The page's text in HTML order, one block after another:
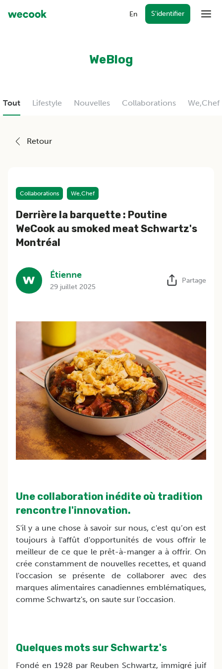
En S'identifier
Forfaits
WeBlog
Tout Lifestyle Nouvelles Collaborations We,Chef
Retour
Collaborations We,Chef
Derrière la barquette : Poutine
WeCook au smoked meat Schwartz's
Montréal
Étienne
29 juillet 2025
Partage
Une collaboration inédite où tradition
rencontre l'innovation.
S'il y a une chose à savoir sur nous, c'est qu’on est
toujours à l'affût d'opportunités de vous offrir le
meilleur de ce que le prêt-à-manger a à offrir. On
crée constamment de nouvelles recettes, et quand
l'occasion se présente de collaborer avec des
marques alimentaires canadiennes emblématiques,
comme Schwartz's, on saute sur l'occasion.
Quelques mots sur Schwartz's
Fondé en 1928 par Reuben Schwartz, immigré juif